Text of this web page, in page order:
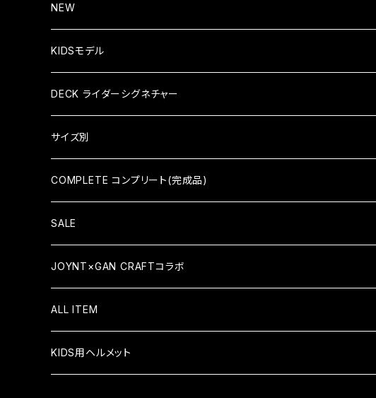
NEW
KIDSモデル
KID'S COMPLETE キッズコンプリート
KID'S DECK キッズデッキ
DECK ライダーシグネチャー
HIROKI SAEGUSA (三枝博貴)
HIDEAKI HAYASHI（林秀晃）
TATSUMA TAMANO（玉野辰磨）
ATSUSHI SATO（佐藤敦）
YUSAKU ISHIKAWA (石川祐作)
TEAM MODEL
サイズ別
7×28（KID'S）
7.375×29.4（KID'S）
7.5×30.8
7.6×31.6
7.625×31.1
COMPLETE コンプリート(完成品)
COMPLETE コンプリート
KID'S COMPLETE キッズコンプリート
SALE
JOYNT×GAN CRAFTコラボ
ALL ITEM
KIDS用ヘルメット